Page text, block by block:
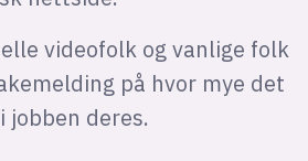
videofolk og vanlige folk
på hvor mye det
jobben deres.